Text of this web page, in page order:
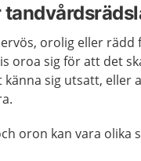
orolig eller
oroa sig för att det
känna sig utsatt, eller
oron kan vara olika